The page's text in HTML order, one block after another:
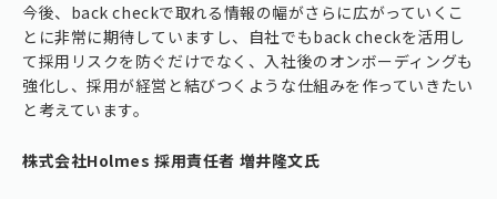
今後、back checkで取れる情報の幅がさらに広がっていくこ
とに非常に期待していますし、自社でもback checkを活用し
て採用リスクを防ぐだけでなく、入社後のオンボーディングも
強化し、採用が経営と結びつくような仕組みを作っていきたい
と考えています。
株式会社Holmes 採用責任者 増井隆文氏